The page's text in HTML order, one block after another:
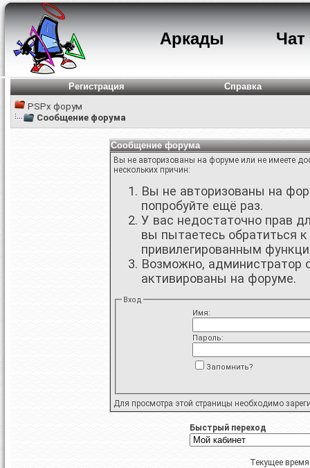
Аркады Чат
Регистрация
Справка
PSPx форум
Сообщение форума
Сообщение форума
Вы не авторизованы на форуме или не имеете
нескольких причин:
Вы не авторизованы на
попробуйте ещё раз.
У вас недостаточно прав
вы пытаетесь обратиться
привилегированным
Возможно, администратор
активированы на форуме.
Вход
Имя:
Пароль:
Запомнить?
Для просмотра этой страницы необходимо
Быстрый переход
Текущее